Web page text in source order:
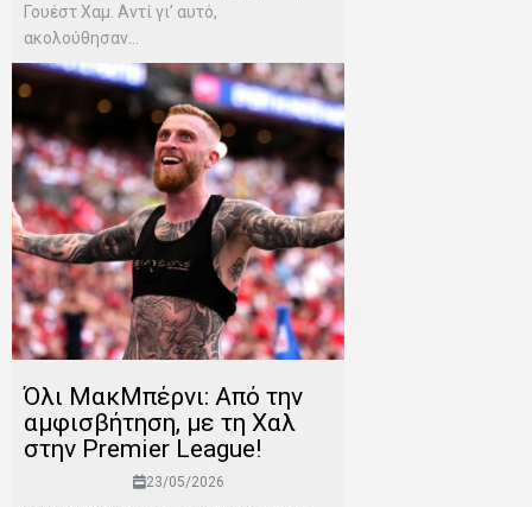
Γουέστ Χαμ. Αντί γι’ αυτό,
ακολούθησαν...
Όλι ΜακΜπέρνι: Aπό την
αμφισβήτηση, με τη Χαλ
στην Premier League!
23/05/2026